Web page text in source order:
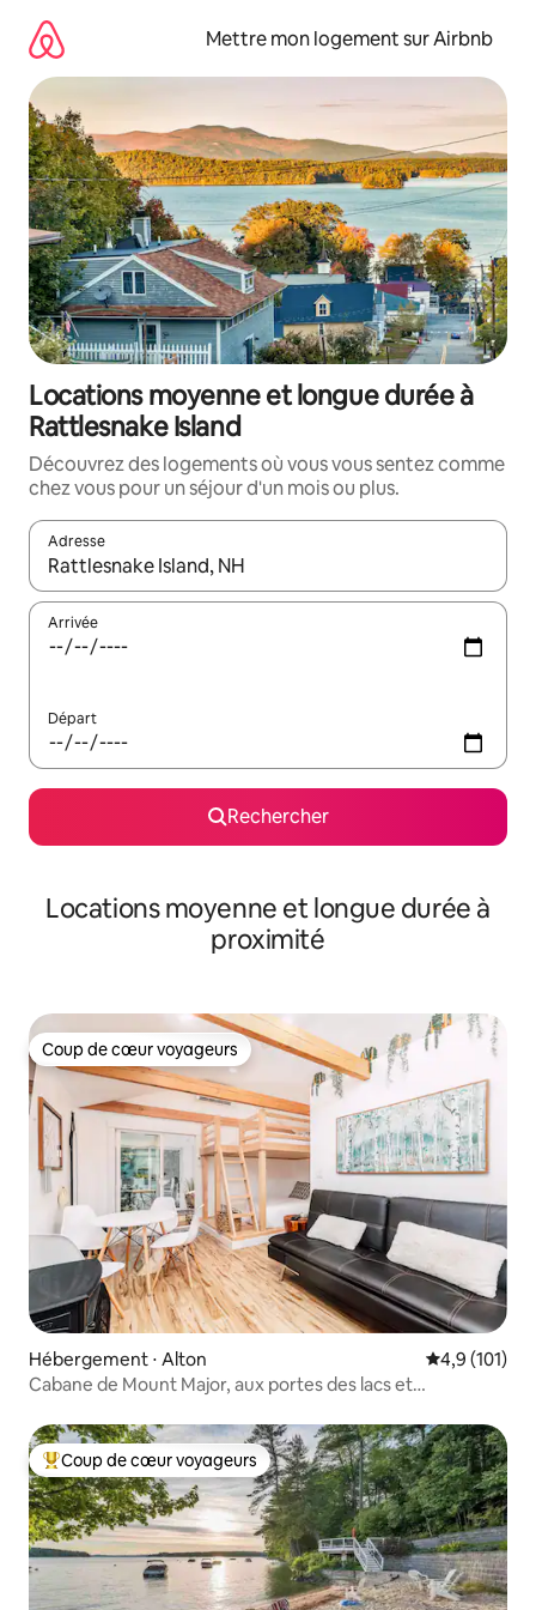
directement
contenu
Mettre mon logement sur Airbnb
Locations moyenne et longue durée à
Rattlesnake Island
Découvrez des logements où vous vous sentez comme
chez vous pour un séjour d'un mois ou plus.
Adresse
Lorsque les résultats s'affichent, utilisez les flèches vers le
Arrivée
Départ
Rechercher
Locations moyenne et longue durée à
proximité
Coup de cœur voyageurs
Coup de cœur voyageurs
Hébergement ⋅ Alton Évaluation
4,9 (101)
Cabane de Mount Major, aux portes des lacs et
Coups de cœur voyageurs les plus appréciés
Coup de cœur voyageurs